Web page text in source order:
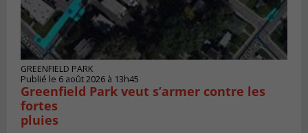
GREENFIELD PARK
Publié le 6 août 2026 à 13h45
Greenfield Park veut s’armer contre les
fortes
pluies